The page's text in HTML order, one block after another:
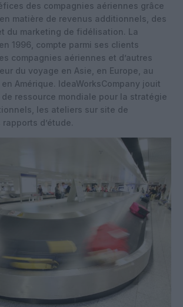
des compagnies aériennes grâce
matière de revenus additionnels, des
du marketing de fidélisation. La
1996, compte parmi ses clients
compagnies aériennes et d’autres
du voyage en Asie, en Europe, au
Amérique. IdeaWorksCompany jouit
de ressource mondiale pour la stratégie
les ateliers sur site de
d’étude.